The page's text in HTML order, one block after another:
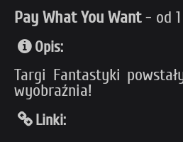
Pay What You Want- od 1
Opis:
Targi Fantastyki
wyobraźnia!
Linki: